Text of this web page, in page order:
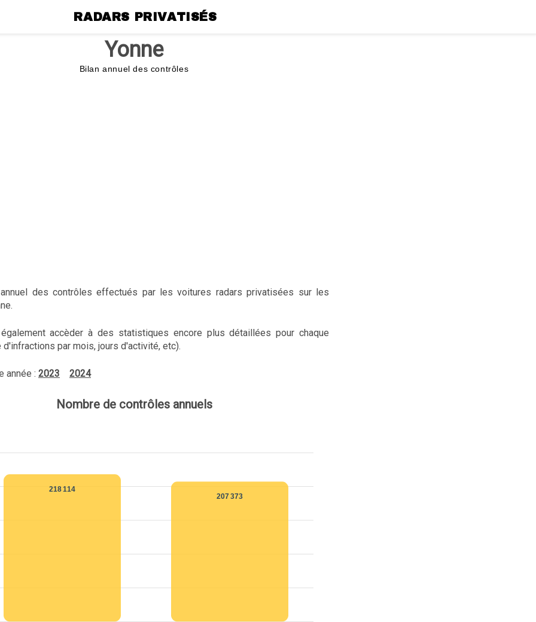
RADARS PRIVATISÉS
Yonne
Bilan annuel des contrôles
des contrôles effectués par les voitures radars privatisées sur les
accèder à des statistiques encore plus détaillées pour chaque
d'infractions par mois, jours d'activité, etc).
année : 2023 2024
Nombre de contrôles annuels
218 114
207 373